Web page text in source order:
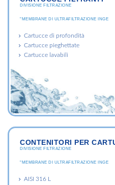
DIVISIONE FILTRAZIONE
"MEMBRANE DI ULTRAFILTRAZIONE INGE
Cartucce di profondità
Cartucce pieghettate
Cartucce lavabili
CONTENITORI PER
DIVISIONE FILTRAZIONE
"MEMBRANE DI ULTRAFILTRAZIONE INGE
AISI 316 L